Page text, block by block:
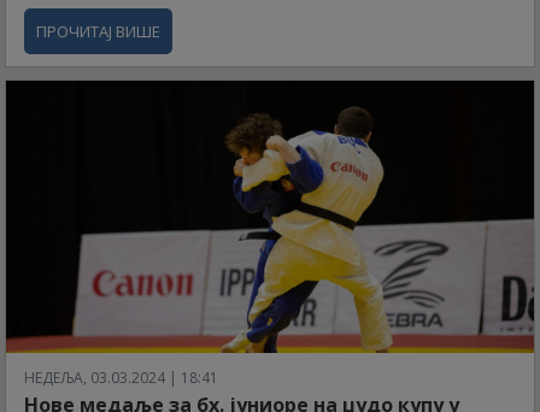
ПРОЧИТАЈ ВИШЕ
НЕДЕЉА, 03.03.2024 | 18:41
Нове медаље за бх. јуниоре на џудо купу у